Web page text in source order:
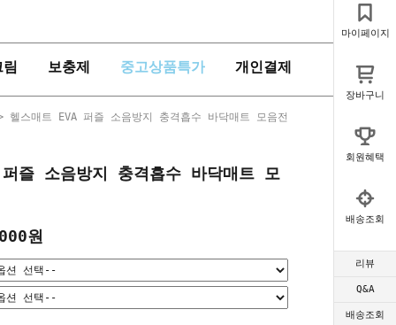
마이페이지
장바구니
회원혜택
배송조회
리뷰
Q&A
배송조회
보충제 중고상품특가 개인결제
스매트 EVA 퍼즐 소음방지 충격흡수 바닥매트 모음전
즐 소음방지 충격흡수 바닥매트 모
원